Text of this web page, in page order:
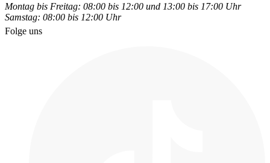
Montag bis Freitag: 08:00 bis 12:00 und 13:00 bis 17:00 Uhr
Samstag: 08:00 bis 12:00 Uhr
Folge uns